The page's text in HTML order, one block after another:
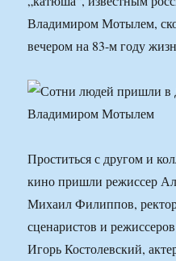
Владимиром Мотылем,
вечером на 83-м году
Проститься с другом и
кино пришли режиссер
Михаил Филиппов,
сценаристов и
Игорь Костолевский,